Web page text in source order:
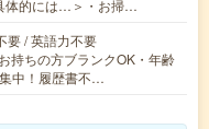
体的には…＞・お掃…
要 / 英語力不要
持ちの方ブランクOK・年齢
中！履歴書不…